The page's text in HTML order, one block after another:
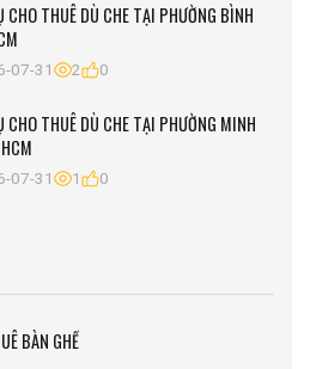
CHO THUÊ DÙ CHE TẠI PHƯỜNG BÌNH
07-31 2 0
CHO THUÊ DÙ CHE TẠI PHƯỜNG MINH
07-31 1 0
BÀN GHẾ